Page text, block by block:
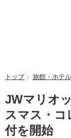
トップ 旅館・ホテル
JWマリオ
スマス・コ
付を開始